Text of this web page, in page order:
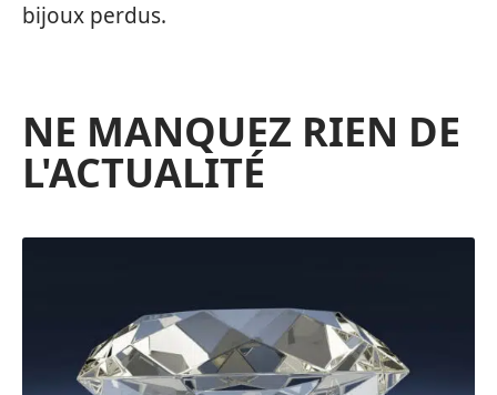
bijoux perdus.
NE MANQUEZ RIEN DE
L'ACTUALITÉ